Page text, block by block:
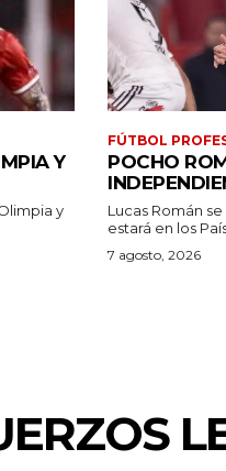
Y
y
FÚTBOL
POCHO
Lucas Román
7 agosto, 2026